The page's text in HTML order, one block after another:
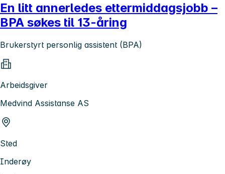
En litt annerledes ettermiddagsjobb –
BPA søkes til 13-åring
Brukerstyrt personlig assistent (BPA)
Arbeidsgiver
Medvind Assistanse AS
Sted
Inderøy